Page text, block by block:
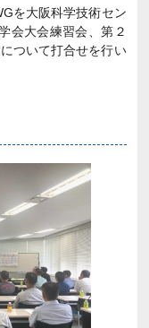
を大阪科学技術セン
会大会練習会、第２
ついて打合せを行い